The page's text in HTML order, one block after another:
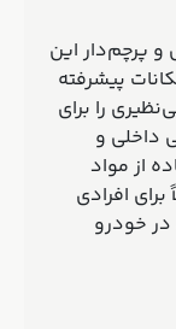
و پرچم‌دار این
پیشرفته
را برای
داخلی و
از مواد
است. سری 7 معمولاً برای افرادی
خودرو